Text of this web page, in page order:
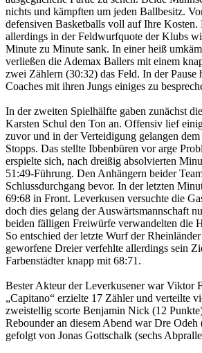
nichts und kämpften um jeden Ballbesitz.
defensiven Basketballs voll auf Ihre Kosten.
allerdings in der Feldwurfquote der Klubs
Minute zu Minute sank. In einer heiß
verließen die Ademax Ballers mit einem
zwei Zählern (30:32) das Feld. In der Pause
Coaches mit ihren Jungs einiges zu
In der zweiten Spielhälfte gaben zunächst
Karsten Schul den Ton an. Offensiv lief
zuvor und in der Verteidigung gelangen
Stopps. Das stellte Ibbenbüren vor arge
erspielte sich, nach dreißig absolvierten
51:49-Führung. Den Anhängern beider
Schlussdurchgang bevor. In der letzten
69:68 in Front. Leverkusen versuchte die
doch dies gelang der Auswärtsmannschaft
beiden fälligen Freiwürfe verwandelten die
So entschied der letzte Wurf der
geworfene Dreier verfehlte allerdings sein
Farbenstädter knapp mit 68:71.
Bester Akteur der Leverkusener war Viktor
„Capitano“ erzielte 17 Zähler und verteilte
zweistellig scorte Benjamin Nick (12
Rebounder an diesem Abend war Dre Odeh
gefolgt von Jonas Gottschalk (sechs